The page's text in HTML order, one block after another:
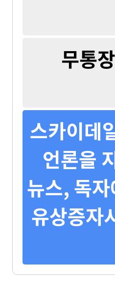
무통
스카이데
언론을
뉴스, 독
유상증자